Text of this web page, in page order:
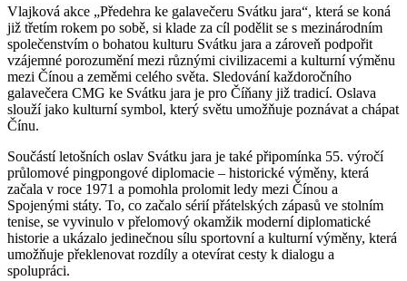
Vlajková akce „Předehra ke galavečeru Svátku jara“, která se koná
již třetím rokem po sobě, si klade za cíl podělit se s mezinárodním
společenstvím o bohatou kulturu Svátku jara a zároveň podpořit
vzájemné porozumění mezi různými civilizacemi a kulturní výměnu
mezi Čínou a zeměmi celého světa. Sledování každoročního
galavečera CMG ke Svátku jara je pro Číňany již tradicí. Oslava
slouží jako kulturní symbol, který světu umožňuje poznávat a chápat
Čínu.
Součástí letošních oslav Svátku jara je také připomínka 55. výročí
průlomové pingpongové diplomacie – historické výměny, která
začala v roce 1971 a pomohla prolomit ledy mezi Čínou a
Spojenými státy. To, co začalo sérií přátelských zápasů ve stolním
tenise, se vyvinulo v přelomový okamžik moderní diplomatické
historie a ukázalo jedinečnou sílu sportovní a kulturní výměny, která
umožňuje překlenovat rozdíly a otevírat cesty k dialogu a
spolupráci.